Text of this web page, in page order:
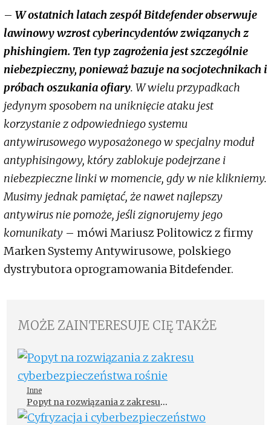
– W ostatnich latach zespół Bitdefender obserwuje
lawinowy wzrost cyberincydentów związanych z
phishingiem. Ten typ zagrożenia jest szczególnie
niebezpieczny, ponieważ bazuje na socjotechnikach i
próbach oszukania ofiary. W wielu przypadkach
jedynym sposobem na uniknięcie ataku jest
korzystanie z odpowiedniego systemu
antywirusowego wyposażonego w specjalny moduł
antyphisingowy, który zablokuje podejrzane i
niebezpieczne linki w momencie, gdy w nie klikniemy.
Musimy jednak pamiętać, że nawet najlepszy
antywirus nie pomoże, jeśli zignorujemy jego
komunikaty – mówi Mariusz Politowicz z firmy
Marken Systemy Antywirusowe, polskiego
dystrybutora oprogramowania Bitdefender.
MOŻE ZAINTERESUJE CIĘ TAKŻE
Inne
Popyt na rozwiązania z zakresu
cyberbezpieczeństwa rośnie